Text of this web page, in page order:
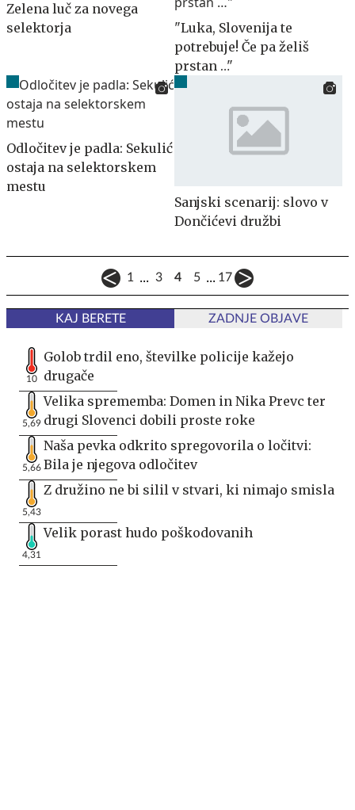
Zelena luč za novega
selektorja
"Luka, Slovenija te
potrebuje! Če pa želiš
prstan …"
Odločitev je padla: Sekulić
ostaja na selektorskem
mestu
Sanjski scenarij: slovo v
Dončićevi družbi
1 ... 3 4 5 ... 17
KAJ BERETE ZADNJE OBJAVE
10
Golob trdil eno, številke policije kažejo
drugače
5,69
Velika sprememba: Domen in Nika Prevc ter
drugi Slovenci dobili proste roke
5,66
Naša pevka odkrito spregovorila o ločitvi:
Bila je njegova odločitev
5,43
Z družino ne bi silil v stvari, ki nimajo smisla
4,31
Velik porast hudo poškodovanih